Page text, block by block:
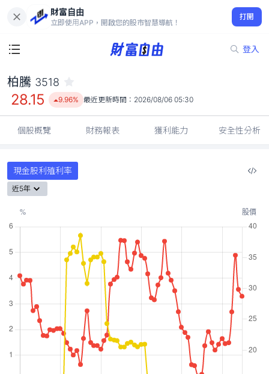
財富自由
立即使用APP，開啟您的股市智慧導航！
打開
登入
28.15
9.96%
柏騰 3518
28.15 9.96% 最近更新時間： 2026/08/06 05:30
個股概覽 財務報表 獲利能力 安全性分析
現金股利殖利率
近5年